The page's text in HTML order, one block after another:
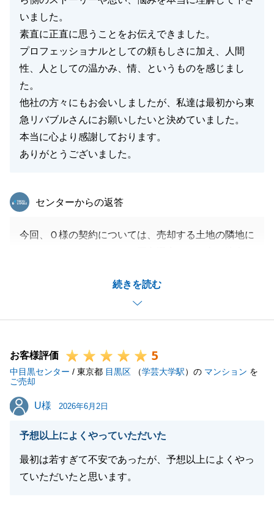
いました。
素直に正直に思うことをお伝えできました。
プロフェッショナルとしての頼もしさに加え、人間
性、人としての温かみ、情、というものを感じまし
た。
他社の方々にもお会いしましたが、私達は最初から東
急リバブルさんにお願いしたいと決めていました。
本当に心より感謝しております。
ありがとうございました。
続きを読む
東急リバブル
センターからの返答
今回、Ｏ様の契約については、売却する土地の隣地に
また、近隣の方も住環境に意識のある方でしたので住
宅を建てる方への売却が出来て良かったです。
Ｏ様におかれましては、お忙しい中諸々のお手続きに
り引きがうまく行きましたので誠に感謝しておりま
す。
お客様評価 5
中目黒センター / 東京都 目黒区 （学芸大学駅）の マンション を
ご売却
U様
U様 2026年6月2日
予想以上によくやっていただいた
最初は若すぎて不安であったが、予想以上によくやっ
ていただいたと思います。